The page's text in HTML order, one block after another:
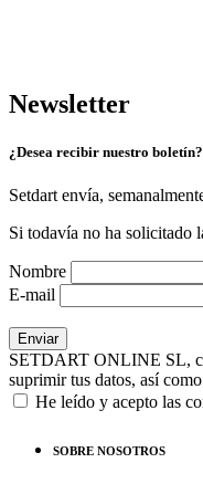
Newsletter
¿Desea recibir nuestro boletín?
Setdart envía,
Si todavía no ha solicitado
Nombre
E-mail
SETDART ONLINE SL,
suprimir tus datos, así
He leído y acepto las
SOBRE NOSOTROS